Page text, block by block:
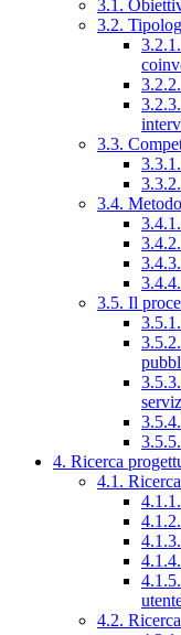
3.1.
3.2.
3.3.
3.4.
3.5. Il
4. Ricerca
4.1.
4.2.